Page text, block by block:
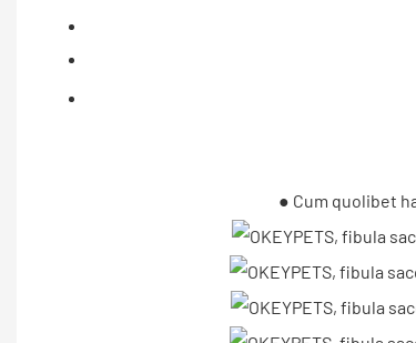
● Cum quolibet